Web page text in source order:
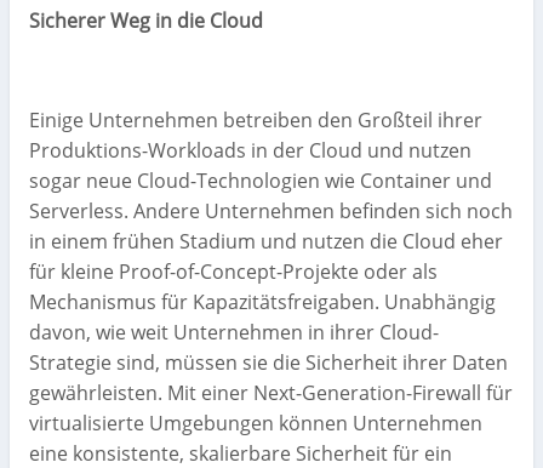
Sicherer Weg in die Cloud
Einige Unternehmen betreiben den Großteil ihrer
Produktions-Workloads in der Cloud und nutzen
sogar neue Cloud-Technologien wie Container und
Serverless. Andere Unternehmen befinden sich noch
in einem frühen Stadium und nutzen die Cloud eher
für kleine Proof-of-Concept-Projekte oder als
Mechanismus für Kapazitätsfreigaben. Unabhängig
davon, wie weit Unternehmen in ihrer Cloud-
Strategie sind, müssen sie die Sicherheit ihrer Daten
gewährleisten. Mit einer Next-Generation-Firewall für
virtualisierte Umgebungen können Unternehmen
eine konsistente, skalierbare Sicherheit für ein